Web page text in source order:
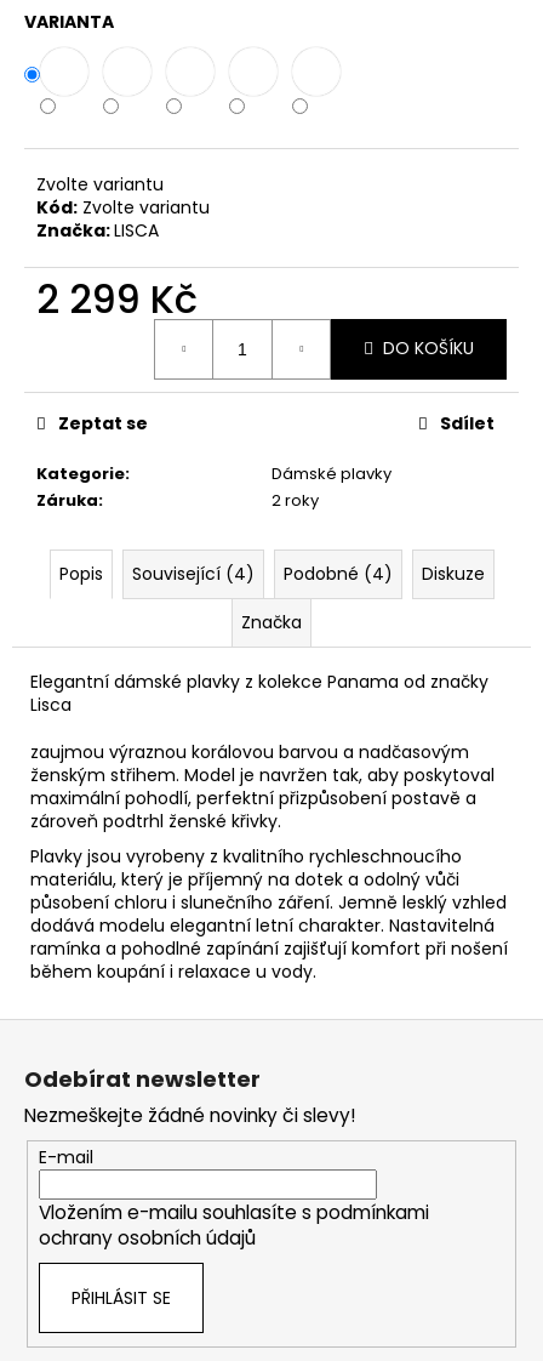
VARIANTA
Zvolte variantu
Kód: Zvolte variantu
Značka:LISCA
2 299 Kč
DO KOŠÍKU
Kategorie:
Dámské plavky
Záruka: 2 roky
Zeptat se Sdílet
Popis Související (4) Podobné (4)
Diskuze
Značka
Elegantní dámské plavky z kolekce Panama od značky
Lisca
zaujmou výraznou korálovou barvou a nadčasovým
ženským střihem. Model je navržen tak, aby poskytoval
maximální pohodlí, perfektní přizpůsobení postavě a
zároveň podtrhl ženské křivky.
Plavky jsou vyrobeny z kvalitního rychleschnoucího
materiálu, který je příjemný na dotek a odolný vůči
působení chloru i slunečního záření. Jemně lesklý vzhled
dodává modelu elegantní letní charakter. Nastavitelná
ramínka a pohodlné zapínání zajišťují komfort při nošení
během koupání i relaxace u vody.
Z
Odebírat newsletter
Nezmeškejte žádné novinky či slevy!
E-mail
Vložením e-mailu souhlasíte s podmínkami
ochrany osobních údajů
PŘIHLÁSIT SE